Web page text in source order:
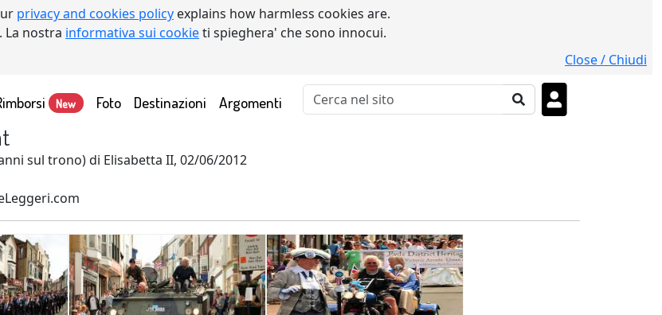
privacy and cookies policy explains how harmless cookies are.
La nostra informativa sui cookieti spieghera' che sono innocui.
Close / Chiudi
New Foto Destinazioni Argomenti
sul trono) di Elisabetta II, 02/06/2012